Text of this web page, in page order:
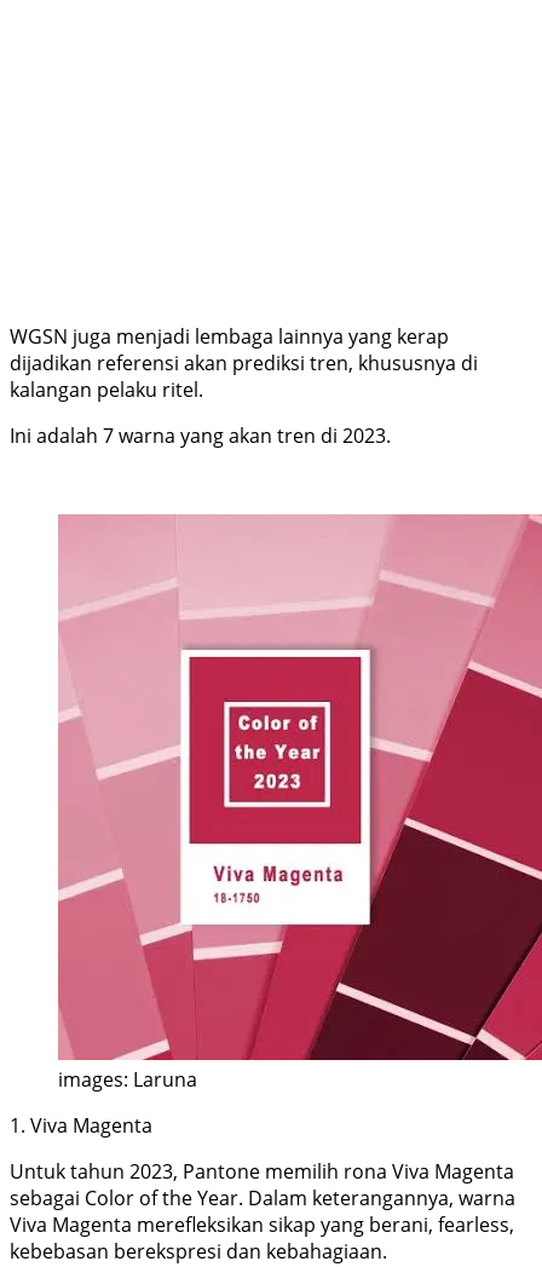
WGSN juga menjadi lembaga lainnya yang kerap
dijadikan referensi akan prediksi tren, khususnya di
kalangan pelaku ritel.
Ini adalah 7 warna yang akan tren di 2023.
images: Laruna
1. Viva Magenta
Untuk tahun 2023, Pantone memilih rona Viva Magenta
sebagai Color of the Year. Dalam keterangannya, warna
Viva Magenta merefleksikan sikap yang berani, fearless,
kebebasan berekspresi dan kebahagiaan.